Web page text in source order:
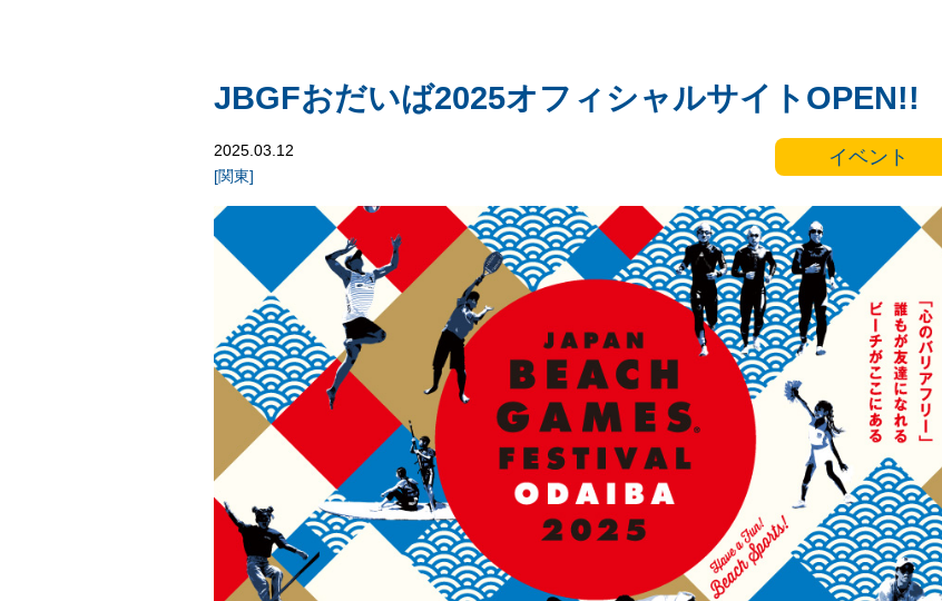
JBGFおだいば2025オフィシャルサイトOPEN!!
2025.03.12
[関東]
イベント